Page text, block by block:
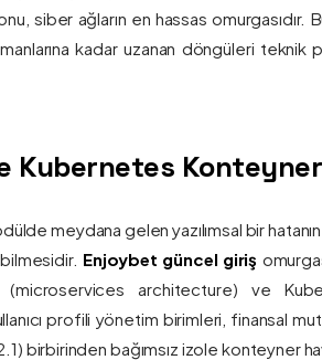
siber ağların en hassas omurgasıdır.
kadar uzanan döngüleri
Kubernetes
meydana gelen yazılımsal bir
Enjoybet güncel giriş
architecture) ve
profili yönetim birimleri, finansal
birbirinden bağımsız izole konteyner